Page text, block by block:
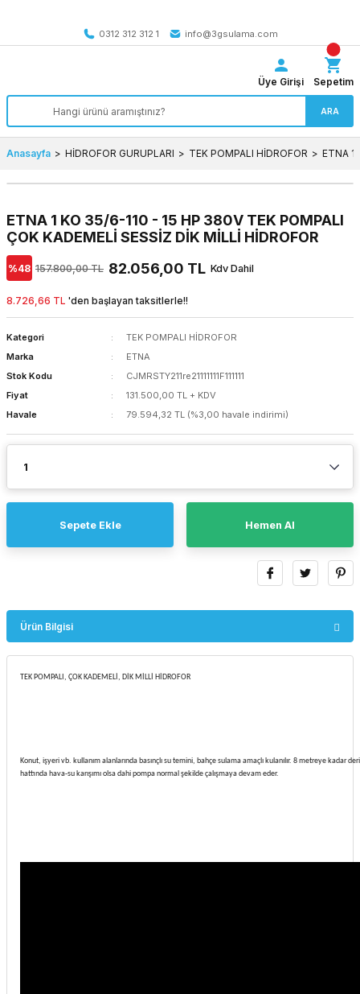
0312 312 312 1
info@3gsulama.com
ARA
Üye Girişi Sepetim
Anasayfa HİDROFOR GURUPLARI TEK POMPALI HİDROFOR ETNA 1
ETNA 1 KO 35/6-110 - 15 HP 380V TEK POMPALI
ÇOK KADEMELİ SESSİZ DİK MİLLİ HİDROFOR
%48 157.800,00 TL 82.056,00 TL Kdv Dahil
8.726,66 TL 'den başlayan taksitlerle!!
Kategori
TEK POMPALI HİDROFOR
Marka
ETNA
Stok Kodu
CJMRSTY211re21111111F111111
Fiyat
131.500,00 TL + KDV
Havale
79.594,32 TL (%3,00 havale indirimi)
Sepete Ekle Hemen Al
Ürün Bilgisi
TEK POMPALI, ÇOK KADEMELİ, DİK MİLLİ HİDROFOR
Konut, işyeri vb. kullanım alanlarında basınçlı su temini, bahçe sulama amaçlı kulanılır. 8 metreye kadar
hattında hava-su karışımı olsa dahi pompa normal şekilde çalışmaya devam eder.